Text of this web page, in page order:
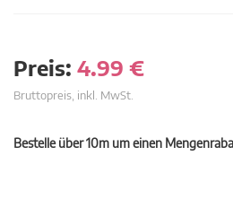
Preis: 4.99 €
Bruttopreis, inkl. MwSt.
Bestelle über 10m um einen